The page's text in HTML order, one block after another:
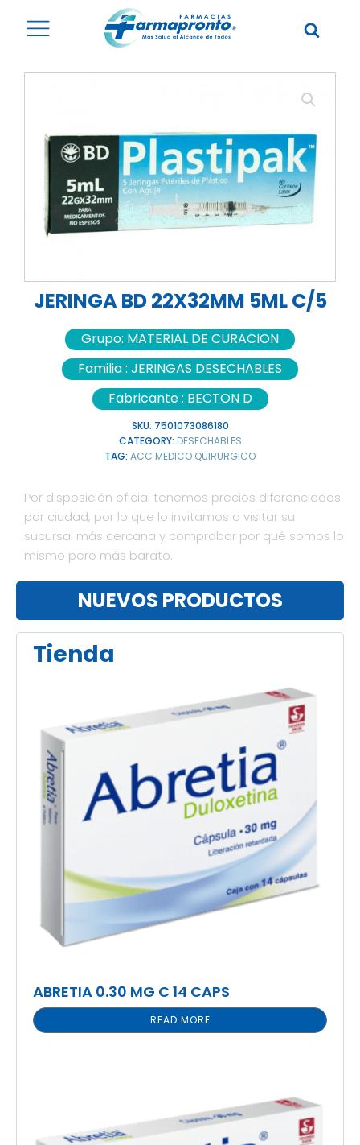
JERINGA BD 22X32MM 5ML C/5
Grupo: MATERIAL DE CURACION
Familia : JERINGAS DESECHABLES
Fabricante : BECTON D
SKU: 7501073086180
CATEGORY: DESECHABLES
TAG: ACC MEDICO QUIRURGICO
Por disposición oficial tenemos precios diferenciados
por ciudad, por lo que lo invitamos a visitar su
sucursal más cercana y comprobar por qué somos lo
mismo pero más barato.
NUEVOS PRODUCTOS
Tienda
ABRETIA 0.30 MG C 14 CAPS
READ MORE